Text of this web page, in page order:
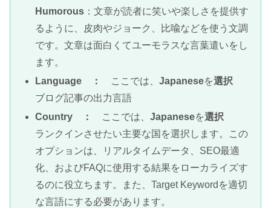
Humorous ：文章が読者に笑いや楽しさを提供す
るように、皮肉やジョーク、比喩などを使う文調
です。文章は面白くてユーモラスな言葉遣いをし
ます。
Language ：
ここでは、Japaneseを選択
ブログ記事の出力言語
Country ：
ここでは、Japaneseを選択
ランクインさせたい主要な国を選択します。この
オプションは、リアルタイムデータ、SEO最適
化、およびFAQに使用する結果をローカライズす
るのに役立ちます。また、Target Keywordを適切
な言語にする必要があります。